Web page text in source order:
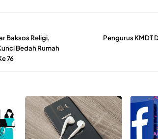
Baksos Religi,
Bedah Rumah
76
Pengurus KMDT